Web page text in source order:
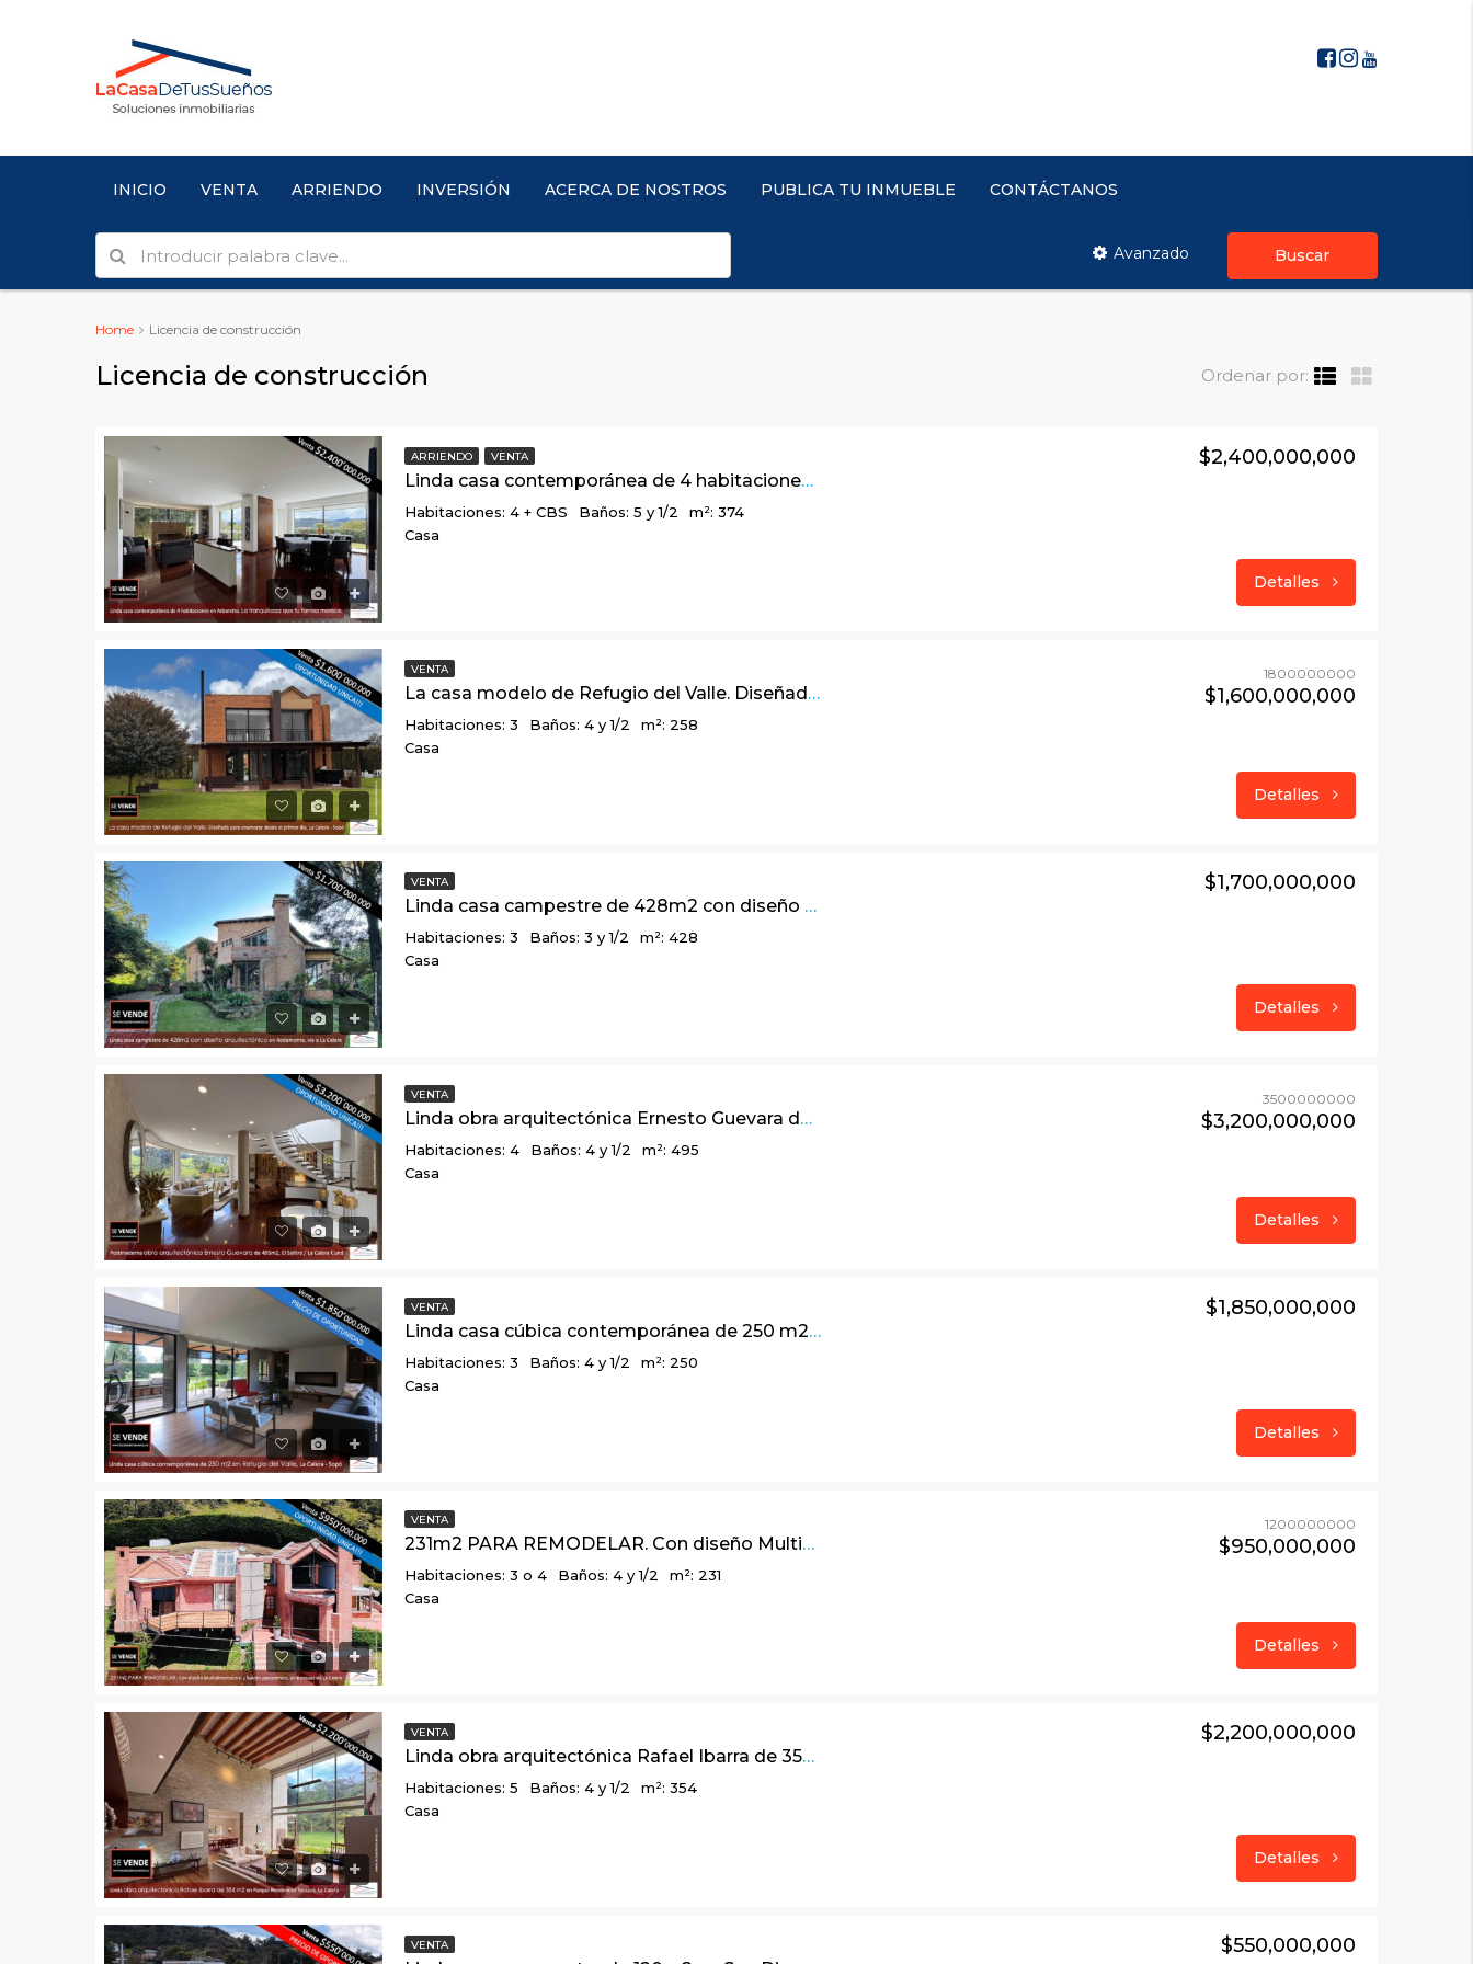
INICIO VENTA ARRIENDO INVERSIÓN ACERCA DE NOSTROS PUBLICA TU INMUEBLE CONTÁCTANOS
Avanzado Buscar
Home Licencia de construcción
Licencia de construcción Ordenar por:
ARRIENDO VENTA
Linda casa contemporánea de 4 habitaciones en Arboretto. La tranquilidad que tu familia merece.
Habitaciones: 4 + CBS Baños: 5 y 1/2
m²: 374
Casa
$2,400,000,000
Detalles
VENTA
La casa modelo de Refugio del Valle. Diseñada para enamorar desde el primer día. La Calera – Sopó
Habitaciones: 3 Baños: 4 y 1/2
m²: 258
Casa
1800000000
$1,600,000,000
Detalles
VENTA
Linda casa campestre de 428m2 con diseño arquitectónico en Rodamonte, vía a La Calera
Habitaciones: 3 Baños: 3 y 1/2
m²: 428
Casa
$1,700,000,000
Detalles
VENTA
Linda obra arquitectónica Ernesto Guevara de 495m2, El Salitre / La Calera Cund.
Habitaciones: 4 Baños: 4 y 1/2
m²: 495
Casa
3500000000
$3,200,000,000
Detalles
VENTA
Linda casa cúbica contemporánea de 250 m2 en Refugio del Valle, La Calera – Sopó
Habitaciones: 3 Baños: 4 y 1/2
m²: 250
Casa
$1,850,000,000
Detalles
VENTA
231m2 PARA REMODELAR. Con diseño Multidimensional y balcón panorámico, en Bosques de La Calera
Habitaciones: 3 o 4 Baños: 4 y 1/2
m²: 231
Casa
1200000000
$950,000,000
Detalles
VENTA
Linda obra arquitectónica Rafael Ibarra de 354 m2 en Parque Residencial Teusacá, La Calera
Habitaciones: 5 Baños: 4 y 1/2
m²: 354
Casa
$2,200,000,000
Detalles
VENTA $550,000,000